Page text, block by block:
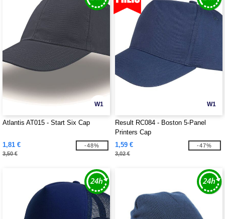
W1
Atlantis AT015 - Start Six Cap
1,81 €
3,50 €
-48%
W1
Result RC084 - Boston 5-Panel
Printers Cap
1,59 €
3,02 €
-47%